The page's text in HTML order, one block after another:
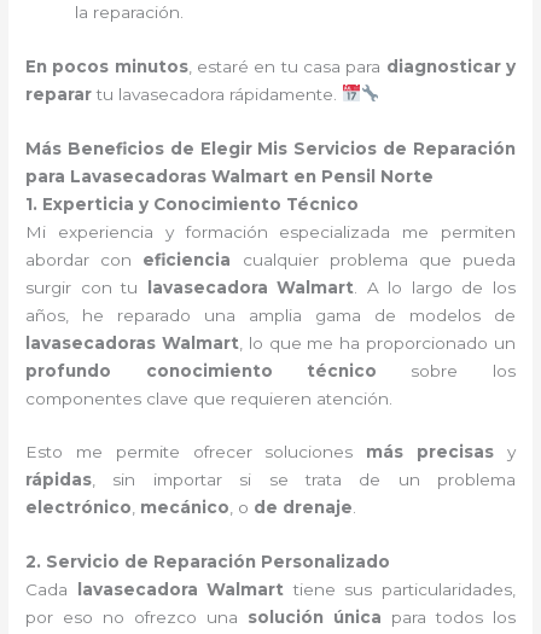
la reparación.
En pocos minutos, estaré en tu casa para diagnosticar y
reparartu lavasecadora rápidamente.
Más Beneficios de Elegir Mis Servicios de Reparación
para Lavasecadoras Walmart en Pensil Norte
1. Experticia y Conocimiento Técnico
Mi experiencia y formación especializada me permiten
abordar con eficiencia cualquier problema que pueda
surgir con tu lavasecadora Walmart . A lo largo de los
años, he reparado una amplia gama de modelos de
lavasecadoras Walmart , lo que me ha proporcionado un
profundo conocimiento técnico sobre los
componentes clave que requieren atención.
Esto me permite ofrecer soluciones más precisas y
rápidas, sin importar si se trata de un problema
electrónico, mecánico, o de drenaje.
2. Servicio de Reparación Personalizado
Cada
lavasecadora Walmart tiene sus particularidades,
por eso no ofrezco una solución única para todos los